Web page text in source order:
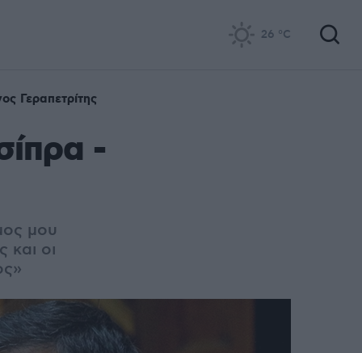
26 °C
Γεραπετρίτης
-
μου
οι